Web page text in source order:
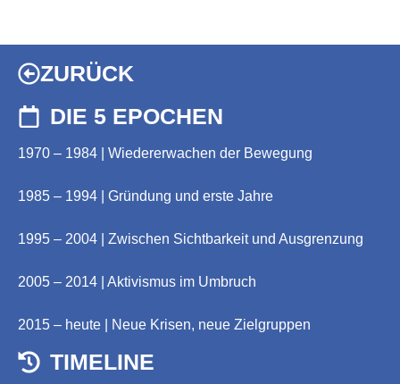
ZURÜCK
DIE 5 EPOCHEN
1970 – 1984 | Wiedererwachen der Bewegung
1985 – 1994 | Gründung und erste Jahre
1995 – 2004 | Zwischen Sichtbarkeit und Ausgrenzung
2005 – 2014 | Aktivismus im Umbruch
2015 – heute | Neue Krisen, neue Zielgruppen
TIMELINE